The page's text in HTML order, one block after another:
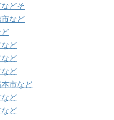
どそ
など
ど
ど
ど
市など
ど
ど